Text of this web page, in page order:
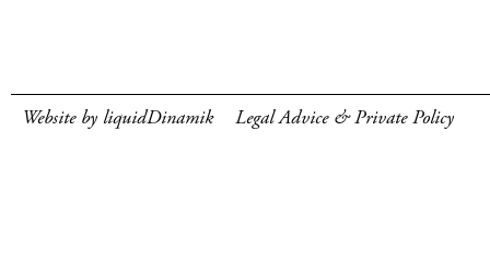
Website by liquidDinamik Legal Advice & Private Policy